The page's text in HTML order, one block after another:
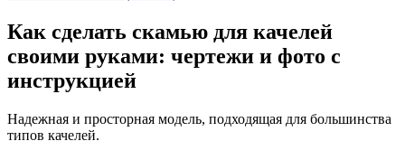
Как сделать скамью для качелей
своими руками: чертежи и фото с
инструкцией
Надежная и просторная модель, подходящая для большинства
типов качелей.